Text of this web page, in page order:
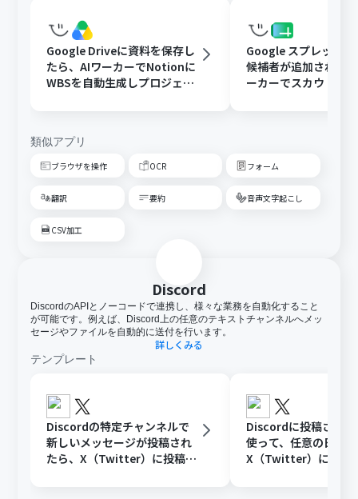
Google Driveに資料を保存し
たら、AIワーカーでNotionに
WBSを自動生成しプロジェク
Google スプレッドシ
候補者が追加された
ーカーでスカウト文
類似アプリ
ブラウザを操作 OCR フォーム
翻訳 要約 音声文字起こし
CSV加工
Discord
DiscordのAPIとノーコードで連携し、様々な業務を自動化すること
が可能です。例えば、Discord上の任意のテキストチャンネルへメッ
セージやファイルを自動的に送付を行います。
詳しくみる
テンプレート
Discordの特定チャンネルで
新しいメッセージが投稿され
たら、X（Twitter）に投稿す
Discordに投稿され
使って、任意の日時に
X（Twitter）に投稿